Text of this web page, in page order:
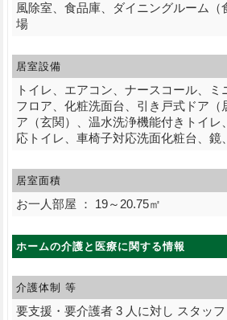
風除室、食品庫、ダイニングルーム（
場
居室設備
トイレ、エアコン、ナースコール、ミ
フロア、化粧洗面台、引き戸式ドア（
ア（玄関）、温水洗浄機能付きトイレ
応トイレ、車椅子対応洗面化粧台、鏡
居室面積
お一人部屋 ： 19～20.75㎡
ホームの介護と医療に関する情報
介護体制 等
要支援・要介護者 3 人に対し スタッ